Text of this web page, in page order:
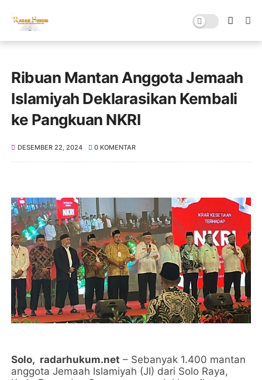
Ribuan Mantan Anggota Jemaah
Islamiyah Deklarasikan Kembali
ke Pangkuan NKRI
DESEMBER 22, 2024 0 KOMENTAR
Solo, radarhukum.net – Sebanyak 1.400 mantan
anggota Jemaah Islamiyah (JI) dari Solo Raya,